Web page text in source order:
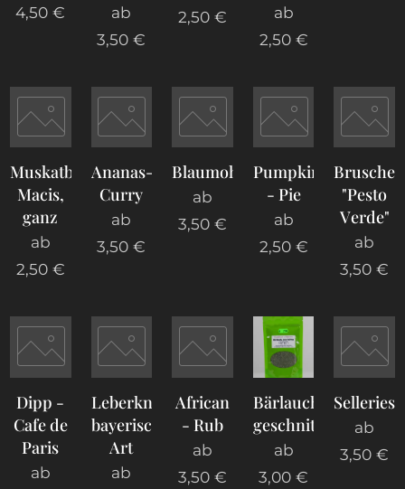
4,50 €
ab
3,50 €
2,50€
ab
2,50€
Muskatblüte,
Macis,
ganz
ab
2,50€
Ananas-
Curry
ab
3,50 €
Blaumohn
ab
3,50€
Pumpkin
- Pie
ab
2,50€
"Pesto
Verde"
ab
3,50 €
Dipp -
Cafe de
Paris
ab
Leberknödelgewürz,
bayerische
Art
ab
African
- Rub
ab
3,50€
Bärlauch,
geschnitten
ab
3,00 €
ab
3,50 €